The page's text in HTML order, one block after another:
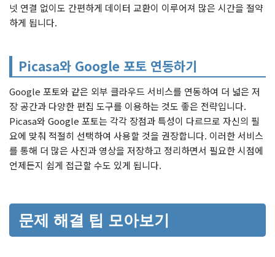
넷 연결 없이도 간편하게 데이터 교환이 이루어져 많은 시간을 절약
하게 됩니다.
Picasa와 Google 포토 연동하기
Google 포토와 같은 외부 클라우드 서비스를 연동하여 더 넓은 저
장 공간과 다양한 편집 도구를 이용하는 것도 좋은 전략입니다.
Picasa와 Google 포토는 각각 장점과 특성이 다르므로 자신의 필
요에 맞춰 적절히 선택하여 사용할 것을 권장합니다. 이러한 서비스
를 통해 더 많은 사진과 영상을 저장하고 정리하면서 필요한 시점에
언제든지 쉽게 접근할 수도 있게 됩니다.
문제 해결 팁 모아보기